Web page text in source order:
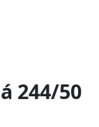
244/50